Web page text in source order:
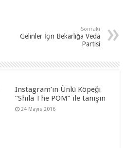
Sonraki
Gelinler İçin Bekarlığa Veda
Partisi
Instagram’ın Ünlü Köpeği
“Shila The POM” ile tanışın
24 Mayıs 2016